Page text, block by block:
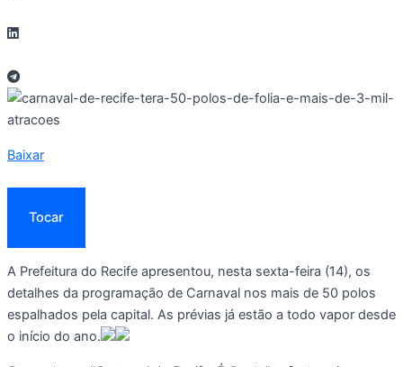
Baixar
Tocar
A Prefeitura do Recife apresentou, nesta sexta-feira (14), os
detalhes da programação de Carnaval nos mais de 50 polos
espalhados pela capital. As prévias já estão a todo vapor desde
o início do ano.